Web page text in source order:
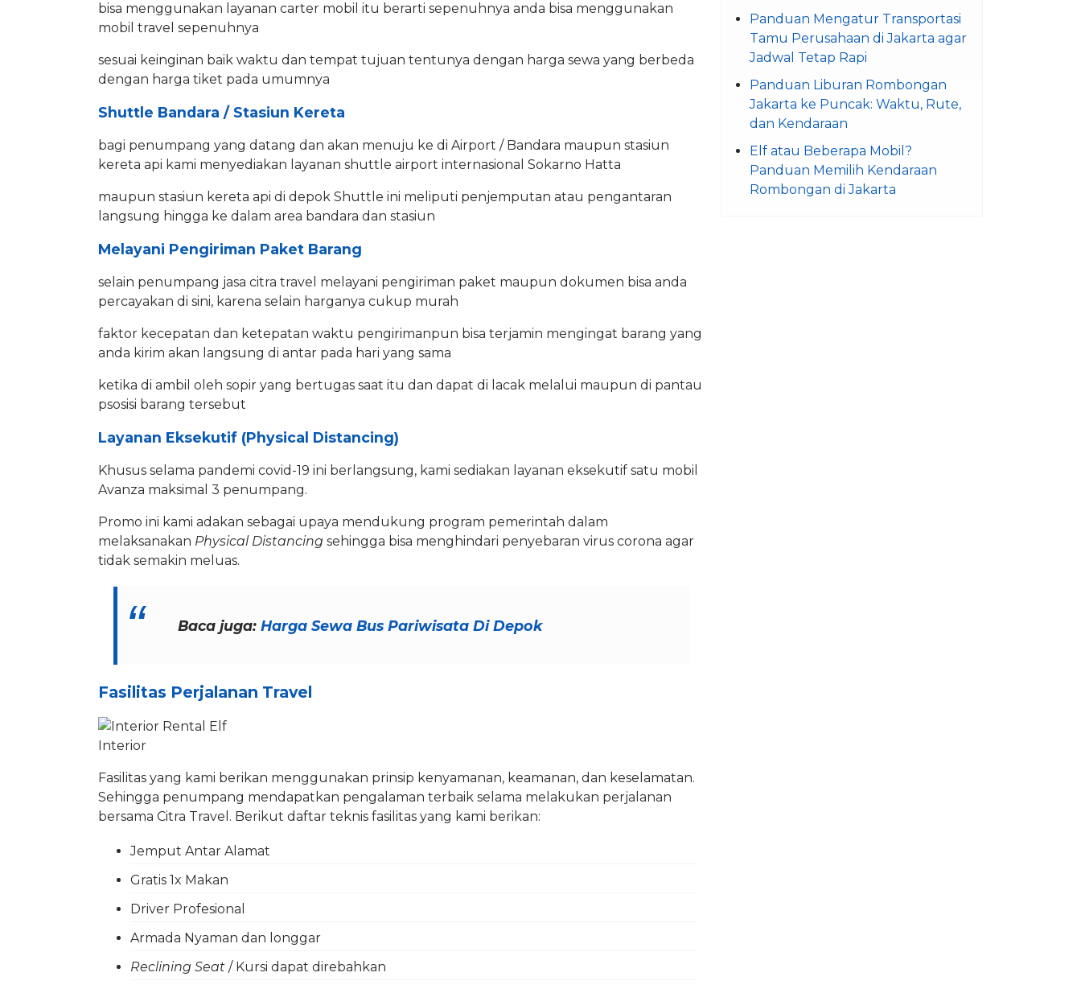
bisa menggunakan layanan carter mobil itu berarti sepenuhnya anda bisa menggunakan
mobil travel sepenuhnya
sesuai keinginan baik waktu dan tempat tujuan tentunya dengan harga sewa yang berbeda
dengan harga tiket pada umumnya
Shuttle Bandara / Stasiun Kereta
bagi penumpang yang datang dan akan menuju ke di Airport / Bandara maupun stasiun
kereta api kami menyediakan layanan shuttle airport internasional Sokarno Hatta
maupun stasiun kereta api di depok Shuttle ini meliputi penjemputan atau pengantaran
langsung hingga ke dalam area bandara dan stasiun
Melayani Pengiriman Paket Barang
selain penumpang jasa citra travel melayani pengiriman paket maupun dokumen bisa anda
percayakan di sini, karena selain harganya cukup murah
faktor kecepatan dan ketepatan waktu pengirimanpun bisa terjamin mengingat barang yang
anda kirim akan langsung di antar pada hari yang sama
ketika di ambil oleh sopir yang bertugas saat itu dan dapat di lacak melalui maupun di pantau
psosisi barang tersebut
Layanan Eksekutif (Physical Distancing)
Khusus selama pandemi covid-19 ini berlangsung, kami sediakan layanan eksekutif satu mobil
Avanza maksimal 3 penumpang.
Promo ini kami adakan sebagai upaya mendukung program pemerintah dalam
melaksanakan Physical Distancing sehingga bisa menghindari penyebaran virus corona agar
tidak semakin meluas.
Baca juga: Harga Sewa Bus Pariwisata Di Depok
Fasilitas Perjalanan Travel
Interior
Fasilitas yang kami berikan menggunakan prinsip kenyamanan, keamanan, dan keselamatan.
Sehingga penumpang mendapatkan pengalaman terbaik selama melakukan perjalanan
bersama Citra Travel. Berikut daftar teknis fasilitas yang kami berikan:
Jemput Antar Alamat
Gratis 1x Makan
Driver Profesional
Armada Nyaman dan longgar
Reclining Seat / Kursi dapat direbahkan
Panduan Mengatur Transportasi
Tamu Perusahaan di Jakarta agar
Jadwal Tetap Rapi
Panduan Liburan Rombongan
Jakarta ke Puncak: Waktu, Rute,
dan Kendaraan
Elf atau Beberapa Mobil?
Panduan Memilih Kendaraan
Rombongan di Jakarta